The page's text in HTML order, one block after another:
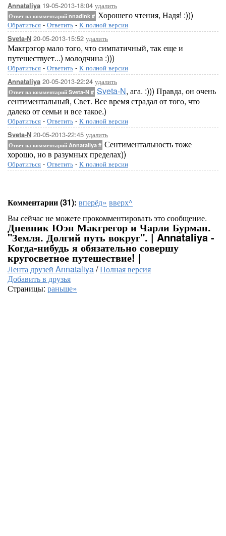
Annataliya 19-05-2013-18:04 удалить
Ответ на комментарий nnadink # Хорошего чтения, Надя! :)))
Обратиться - Ответить - К полной версии
Sveta-N 20-05-2013-15:52 удалить
Макгрэгор мало того, что симпатичный, так еще и
путешествует...) молодчина :)))
Обратиться - Ответить - К полной версии
Annataliya 20-05-2013-22:24 удалить
Ответ на комментарий Sveta-N # Sveta-N, ага. :))) Правда, он очень
сентиментальный, Свет. Все время страдал от того, что
далеко от семьи и все такое.)
Обратиться - Ответить - К полной версии
Sveta-N 20-05-2013-22:45 удалить
Ответ на комментарий Annataliya # Сентиментальность тоже
хорошо, но в разумных пределах))
Обратиться - Ответить - К полной версии
Комментарии (31): вперёд» вверх^
Вы сейчас не можете прокомментировать это сообщение.
Дневник Юэн Макгрегор и Чарли Бурман.
"Земля. Долгий путь вокруг". | Annataliya -
Когда-нибудь я обязательно совершу
кругосветное путешествие! |
Лента друзей Annataliya/Полная версия
Добавить в друзья
Страницы: раньше»